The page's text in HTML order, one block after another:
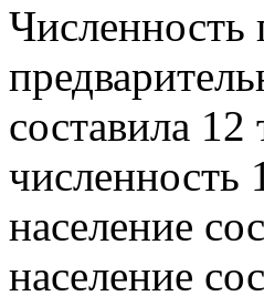
Численность
составила
численность
население
население